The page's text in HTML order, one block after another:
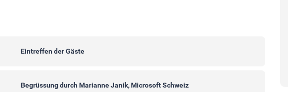
Eintreffen der Gäste
Begrüssung durch Marianne Janik, Microsoft Schweiz